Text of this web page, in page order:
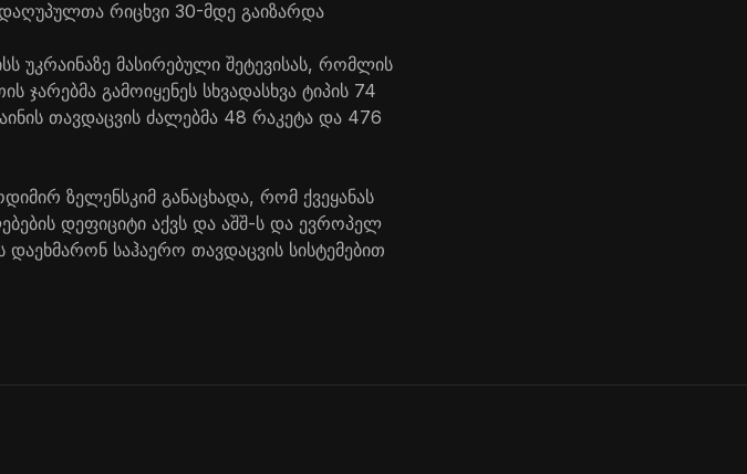
დაღუპულთა რიცხვი 30-მდე გაიზარდა
უკრაინაზე მასირებული შეტევისას, რომლის
ჯარებმა გამოიყენეს სხვადასხვა ტიპის 74
თავდაცვის ძალებმა 48 რაკეტა და 476
ზელენსკიმ განაცხადა, რომ ქვეყანას
დეფიციტი აქვს და აშშ-ს და ევროპელ
საჰაერო თავდაცვის სისტემებით